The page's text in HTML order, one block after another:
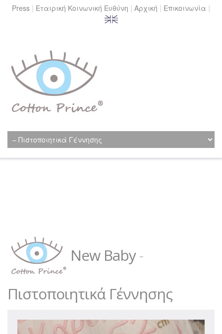
Press | Εταιρική Κοινωνική Ευθύνη | Αρχική | Επικοινωνία |
New Baby-
Πιστοποιητικά Γέννησης